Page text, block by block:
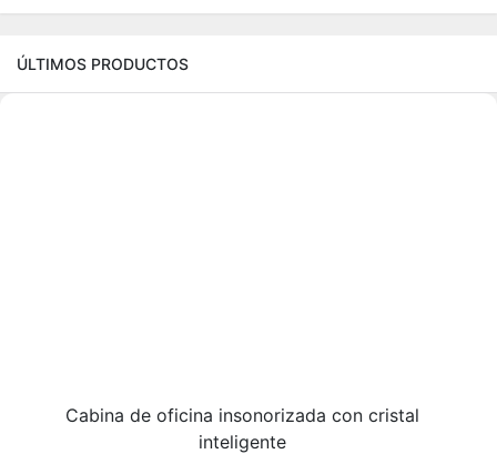
ÚLTIMOS PRODUCTOS
Cabina de oficina insonorizada con cristal
inteligente